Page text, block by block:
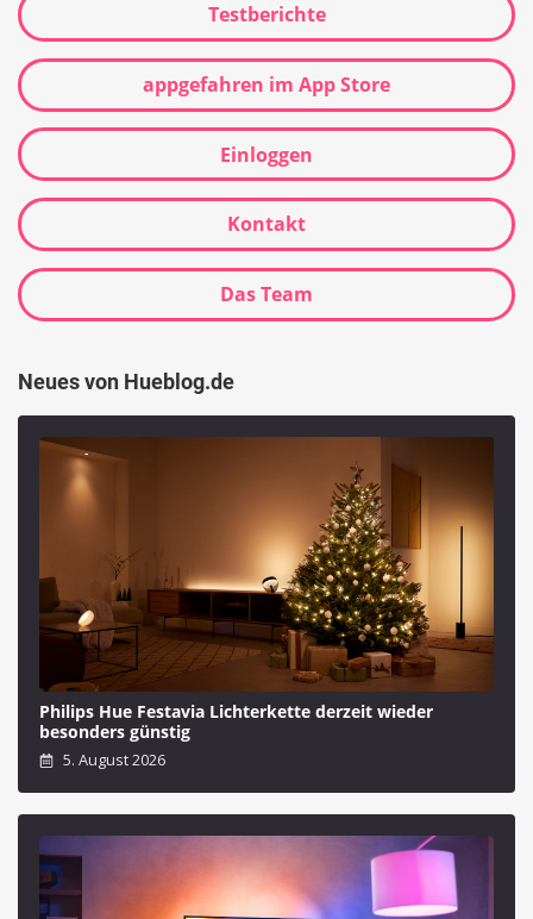
Testberichte
appgefahren im App Store
Einloggen
Kontakt
Das Team
Neues von Hueblog.de
Philips Hue Festavia Lichterkette derzeit wieder
besonders günstig
5. August 2026